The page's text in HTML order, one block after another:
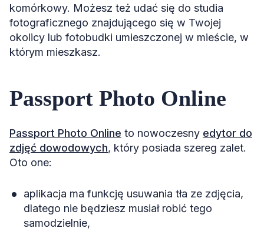
komórkowy. Możesz też udać się do studia
fotograficznego znajdującego się w Twojej
okolicy lub fotobudki umieszczonej w mieście, w
którym mieszkasz.
Passport Photo Online
Passport Photo Online to nowoczesny edytor do
zdjęć dowodowych, który posiada szereg zalet.
Oto one:
aplikacja ma funkcję usuwania tła ze zdjęcia,
dlatego nie będziesz musiał robić tego
samodzielnie,